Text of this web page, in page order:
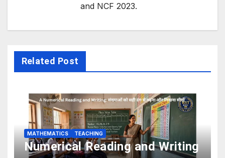
and NCF 2023.
Related Post
MATHEMATICS TEACHING
Numerical Reading and Writing